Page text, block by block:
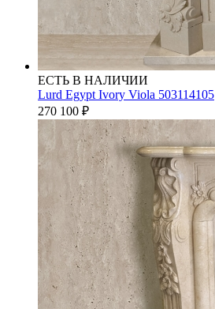
ЕСТЬ В НАЛИЧИИ
Lurd Egypt Ivory Viola 503114105
270 100 ₽